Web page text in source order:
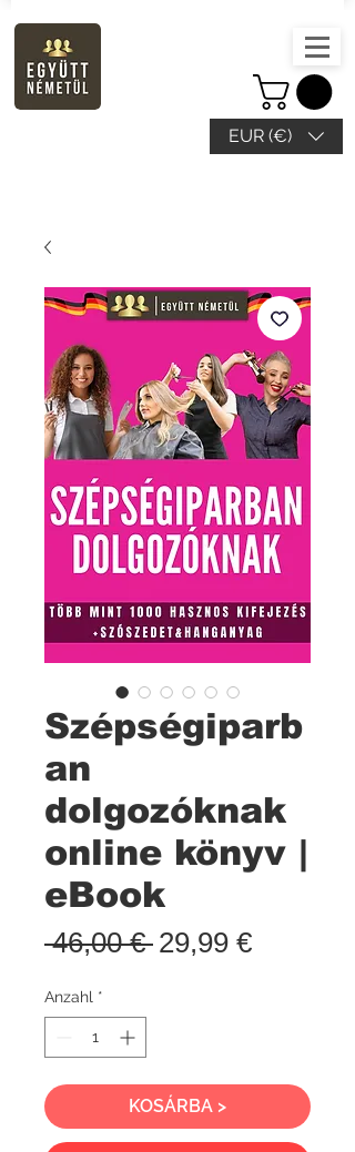
EUR (€)
Szépségiparb
an
dolgozóknak
online könyv |
eBook
46,00 € Standardpreis
29,99 €Sale-
Anzahl *
KOSÁRBA >